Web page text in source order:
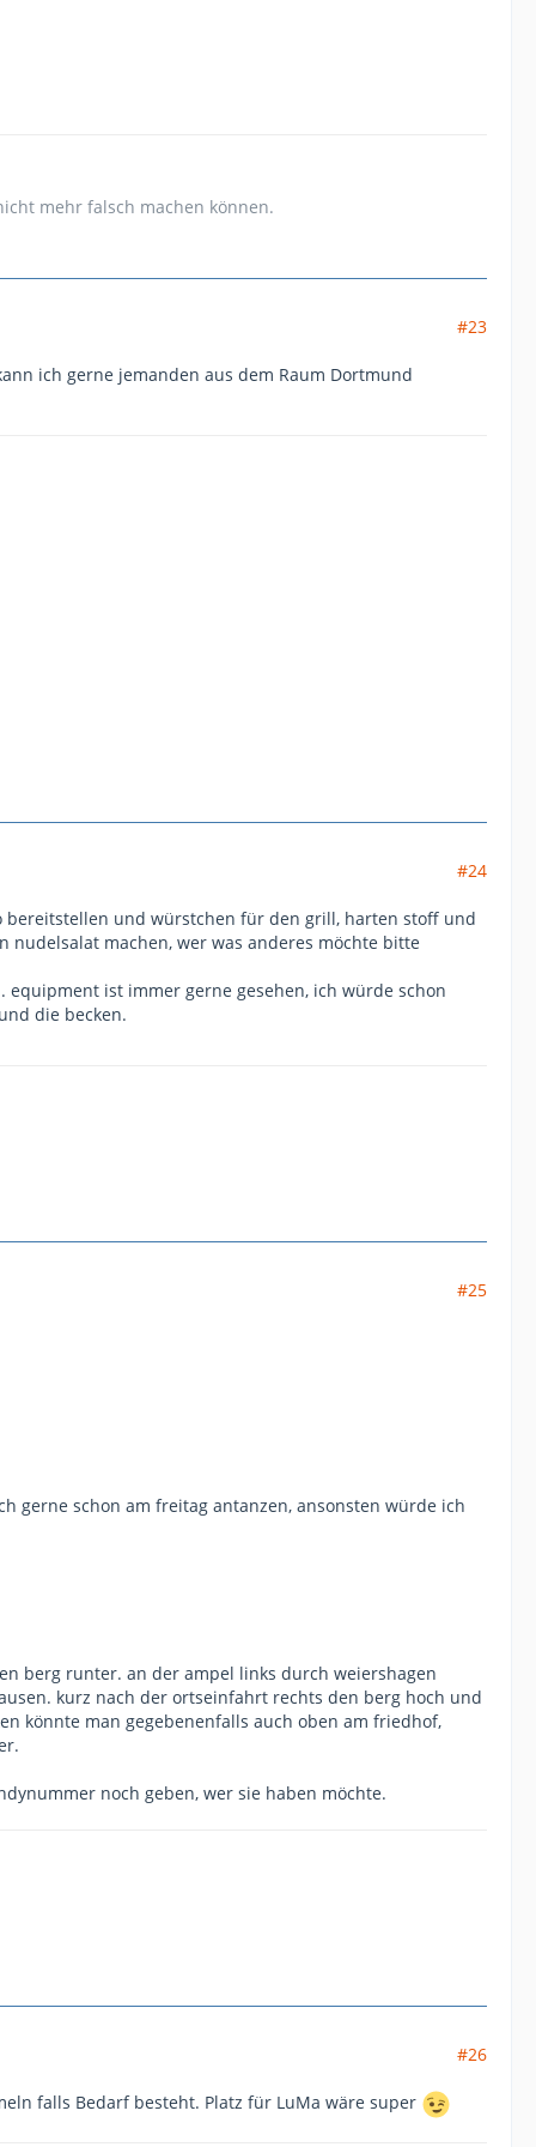
mehr falsch machen können.
#23
ich gerne jemanden aus dem Raum Dortmund
#24
bereitstellen und würstchen für den grill, harten stoff und
machen, wer was anderes möchte bitte
ist immer gerne gesehen, ich würde schon
die becken.
#25
gerne schon am freitag antanzen, ansonsten würde ich
berg runter. an der ampel links durch weiershagen
kurz nach der ortseinfahrt rechts den berg hoch und
könnte man gegebenenfalls auch oben am friedhof,
noch geben, wer sie haben möchte.
#26
falls Bedarf besteht. Platz für LuMa wäre super